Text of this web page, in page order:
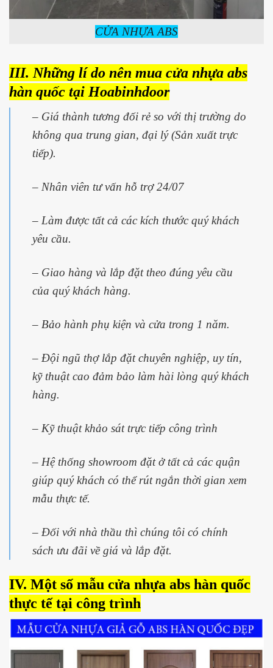
CỬA NHỰA ABS
III. Những lí do nên mua cửa nhựa abs
hàn quốc tại Hoabinhdoor
– Giá thành tương đối rẻ so với thị trường do
không qua trung gian, đại lý (Sản xuất trực
tiếp).
– Nhân viên tư vấn hỗ trợ 24/07
– Làm được tất cả các kích thước quý khách
yêu cầu.
– Giao hàng và lắp đặt theo đúng yêu cầu
của quý khách hàng.
– Bảo hành phụ kiện và cửa trong 1 năm.
– Đội ngũ thợ lắp đặt chuyên nghiệp, uy tín,
kỹ thuật cao đảm bảo làm hài lòng quý khách
hàng.
– Kỹ thuật khảo sát trực tiếp công trình
– Hệ thống showroom đặt ở tất cả các quận
giúp quý khách có thể rút ngắn thời gian xem
mẫu thực tế.
– Đối với nhà thầu thì chúng tôi có chính
sách ưu đãi về giá và lắp đặt.
IV. Một số mẫu cửa nhựa abs hàn quốc
thực tế tại công trình